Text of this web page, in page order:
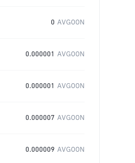
0 AVGOON
0.000001 AVGOON
0.000001 AVGOON
0.000007 AVGOON
0.000009 AVGOON